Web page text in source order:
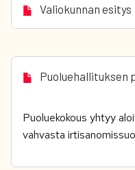
Valiokunnan esitys
Puoluehallituksen
Puoluekokous yhtyy
vahvasta